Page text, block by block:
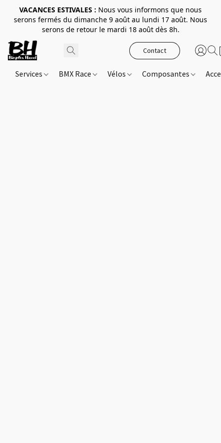
VACANCES ESTIVALES : Nous vous informons que nous
serons fermés du dimanche 9 août au lundi 17 août. Nous
serons de retour le mardi 18 août dès 8h.
Contact
Services BMX Race Vélos Composantes